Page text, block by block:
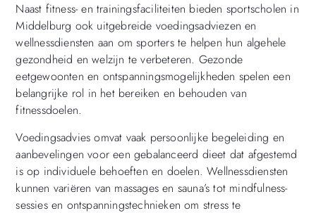
Naast fitness- en trainingsfaciliteiten bieden sportscholen in
Middelburg ook uitgebreide voedingsadviezen en
wellnessdiensten aan om sporters te helpen hun algehele
gezondheid en welzijn te verbeteren. Gezonde
eetgewoonten en ontspanningsmogelijkheden spelen een
belangrijke rol in het bereiken en behouden van
fitnessdoelen.
Voedingsadvies omvat vaak persoonlijke begeleiding en
aanbevelingen voor een gebalanceerd dieet dat afgestemd
is op individuele behoeften en doelen. Wellnessdiensten
kunnen variëren van massages en sauna’s tot mindfulness-
sessies en ontspanningstechnieken om stress te